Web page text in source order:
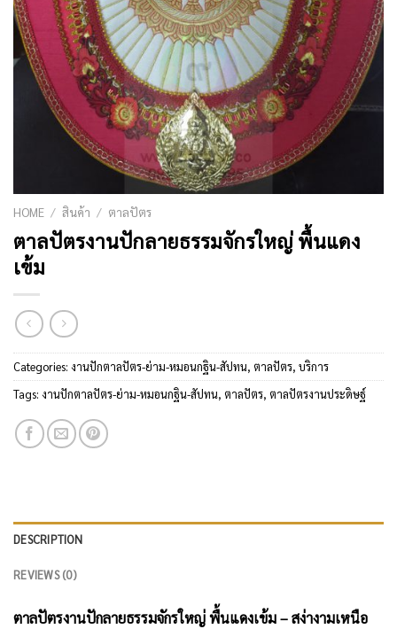
HOME / สินค้า / ตาลปัตร
ตาลปัตรงานปักลายธรรมจักรใหญ่ พื้นแดง
เข้ม
Categories: งานปักตาลปัตร-ย่าม-หมอนกฐิน-สัปทน, ตาลปัตร, บริการ
Tags: งานปักตาลปัตร-ย่าม-หมอนกฐิน-สัปทน, ตาลปัตร, ตาลปัตรงานประดิษฐ์
DESCRIPTION
REVIEWS (0)
ตาลปัตรงานปักลายธรรมจักรใหญ่ พื้นแดงเข้ม – สง่างามเหนือ